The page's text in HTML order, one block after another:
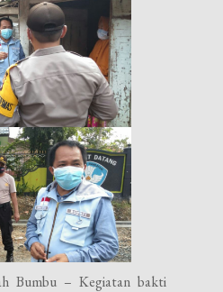
Bumbu – Kegiatan bakti